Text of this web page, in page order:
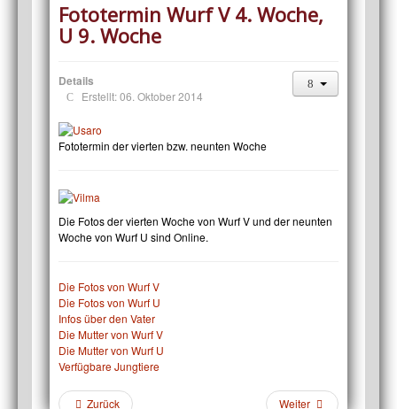
Fototermin Wurf V 4. Woche,
U 9. Woche
Details
Erstellt: 06. Oktober 2014
Fototermin der vierten bzw. neunten Woche
Die Fotos der vierten Woche von Wurf V und der neunten
Woche von Wurf U sind Online.
Die Fotos von Wurf V
Die Fotos von Wurf U
Infos über den Vater
Die Mutter von Wurf V
Die Mutter von Wurf U
Verfügbare Jungtiere
Zurück Weiter